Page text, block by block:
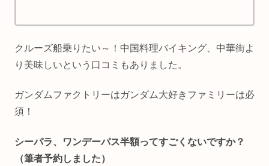
クルーズ船乗りたい～！中国料理バイキング、中華街よ
り美味しいという口コミもありました。
ガンダムファクトリーはガンダム大好きファミリーは必
須！
シーパラ、ワンデーパス半額ってすごくないですか？
（筆者予約しました）